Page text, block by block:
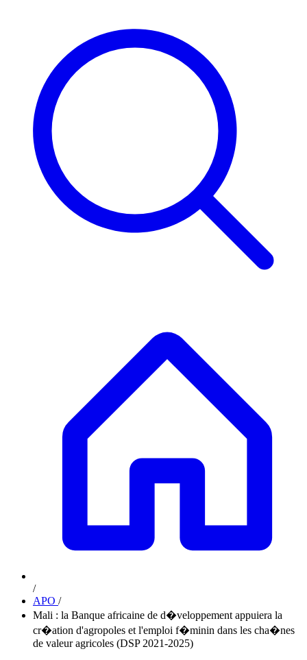
/
APO /
Mali : la Banque africaine de d�veloppement appuiera la
cr�ation d'agropoles et l'emploi f�minin dans les cha�nes
de valeur agricoles (DSP 2021-2025)